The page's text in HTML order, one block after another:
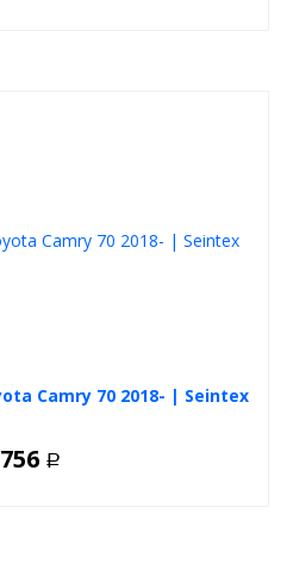
Camry 70 2018- | Seintex
Р